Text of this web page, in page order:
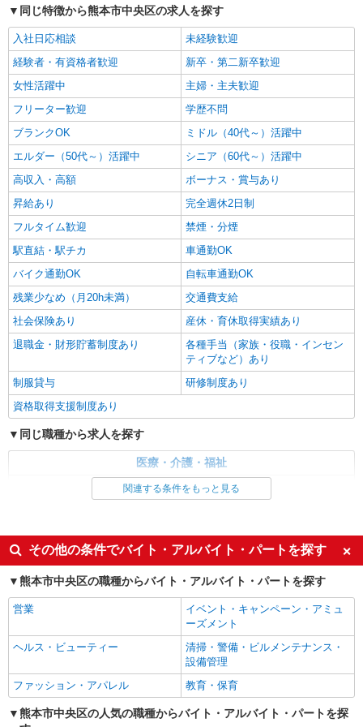
通費全支給(ガソリン代含む)＞
水前寺駅周辺 ≪車通勤OK≫
キープ 詳細を見る
派遣社員
株式会社kotrio /●KM-H-2019343
＜熊本市中央区＞障がい児童施設の新規
STAFF★資格や経験を活かす
時給1250円〜 ＜資格や経験に応じて決定/交
通費全支給(ガソリン代含む)＞
熊本市中央区
キープ 詳細を見る
同じ特徴から熊本市中央区の求人を探す
入社日応相談
未経験歓迎
経験者・有資格者歓迎
新卒・第二新卒歓迎
女性活躍中
主婦・主夫歓迎
フリーター歓迎
学歴不問
ブランクOK
ミドル（40代～）活躍中
エルダー（50代～）活躍中
シニア（60代～）活躍中
高収入・高額
ボーナス・賞与あり
昇給あり
完全週休2日制
フルタイム歓迎
禁煙・分煙
駅直結・駅チカ
車通勤OK
バイク通勤OK
自転車通勤OK
残業少なめ（月20h未満）
交通費支給
社会保険あり
産休・育休取得実績あり
退職金・財形貯蓄制度あり
各種手当（家族・役職・インセン
ティブなど）あり
制服貸与
研修制度あり
資格取得支援制度あり
同じ職種から求人を探す
医療・介護・福祉
未経験歓迎
ミドル（40代～）活躍中
ボーナス・賞与あり
車通勤OK
交通費支給
社会保険あり
産休・育休取得実績あり
関連する条件をもっと見る
その他の条件でバイト・アルバイト・パートを探す
熊本市中央区の職種からバイト・アルバイト・パートを探す
営業
イベント・キャンペーン・アミュ
ーズメント
ヘルス・ビューティー
清掃・警備・ビルメンテナンス・
設備管理
ファッション・アパレル
教育・保育
熊本市中央区の人気の職種からバイト・アルバイト・パートを探